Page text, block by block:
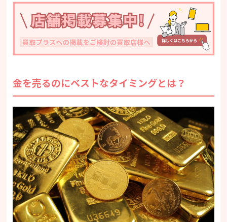
金を高値で売却するコツ
・鑑定書を用意する
金を売るのにベストなタイミングとは？